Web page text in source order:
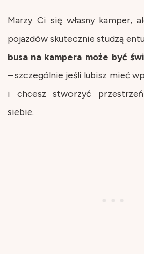
Marzy Ci się własny kamper,
pojazdów skutecznie studzą
busa na kampera może być
– szczególnie jeśli lubisz mieć
i chcesz stworzyć
siebie.